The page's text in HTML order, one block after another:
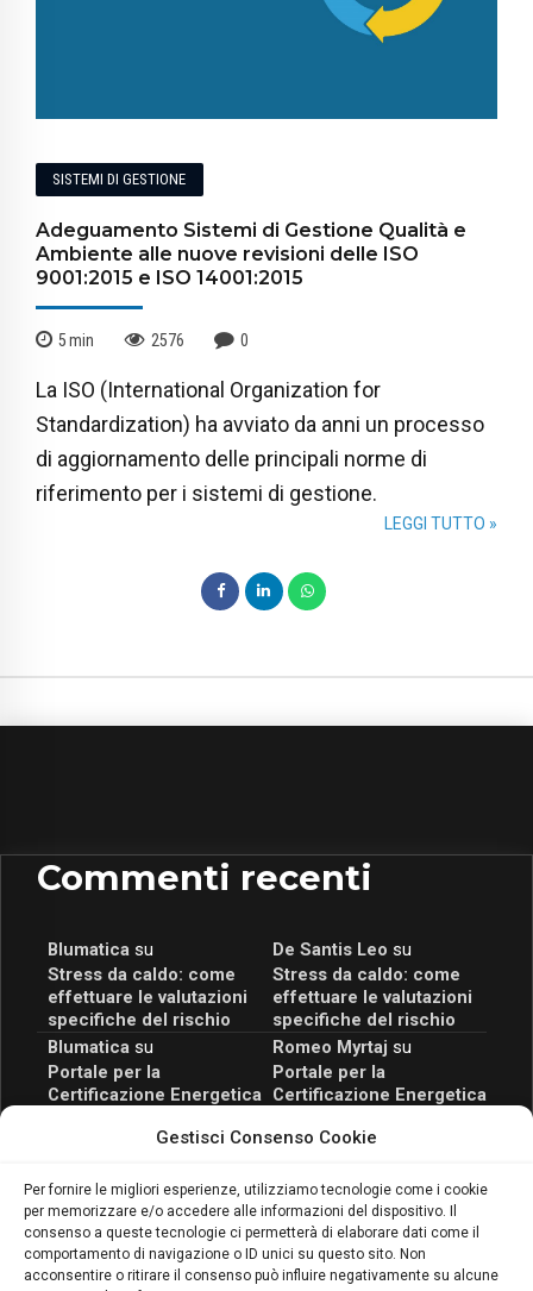
Gestisci Consenso Cookie
Per fornire le migliori esperienze, utilizziamo tecnologie come i cookie
per memorizzare e/o accedere alle informazioni del dispositivo. Il
consenso a queste tecnologie ci permetterà di elaborare dati come il
comportamento di navigazione o ID unici su questo sito. Non
acconsentire o ritirare il consenso può influire negativamente su alcune
SISTEMI DI GESTIONE
Adeguamento Sistemi di Gestione Qualità e
Ambiente alle nuove revisioni delle ISO
9001:2015 e ISO 14001:2015
5min 2576 0
La ISO (International Organization for
Standardization) ha avviato da anni un processo
di aggiornamento delle principali norme di
riferimento per i sistemi di gestione.
LEGGI TUTTO »
Commenti recenti
Blumaticasu
Stress da caldo: come
effettuare le valutazioni
specifiche del rischio
De Santis Leo su
Stress da caldo: come
effettuare le valutazioni
specifiche del rischio
Blumaticasu
Portale per la
Certificazione Energetica
scopri il Corso Blumatica
Romeo Myrtaj su
Portale per la
Certificazione Energetica
scopri il Corso Blumatica
Blumaticasu
Coordinatore della
Sicurezza: cosa è
richiesto per abilitazione
e aggiornamento